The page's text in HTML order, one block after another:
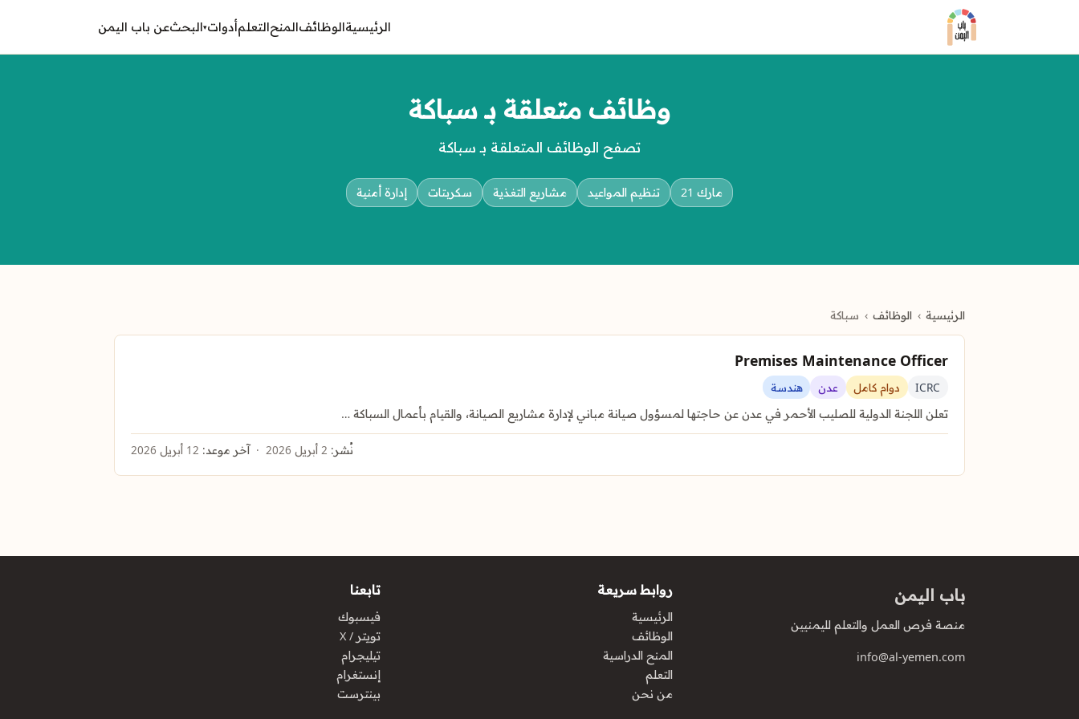
الرئيسيةالوظائفالمنحالتعلمأدوات▾البحثعن باب اليمن
وظائف متعلقة بـ سباكة
تصفح الوظائف المتعلقة بـ سباكة
مارك 21 تنظيم المواعيد مشاريع التغذية سكربتات إدارة أمنية
الرئيسية الوظائف سباكة
Premises Maintenance Officer
ICRC دوام كامل عدن هندسة
تعلن اللجنة الدولية للصليب الأحمر في عدن عن حاجتها لمسؤول صيانة مباني لإدارة مشاريع الصيانة، والقيام بأعمال السباكة …
نُشر: آخر موعد:
باب اليمن
منصة فرص العمل والتعلم لليمنيين
info@al-yemen.com
روابط سريعة
الرئيسية
الوظائف
المنح الدراسية
التعلم
من نحن
تابعنا
فيسبوك
تويتر / X
تيليجرام
إنستغرام
بينترست